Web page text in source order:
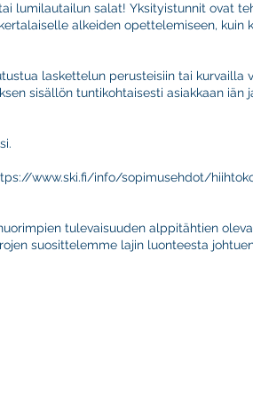
lumilautailun salat! Yksityistunnit ovat
alkeiden opettelemiseen, kuin
laskettelun perusteisiin tai kurvailla
sisällön tuntikohtaisesti asiakkaan iän
www.ski.fi/info/sopimusehdot/
tulevaisuuden alppitähtien
suosittelemme lajin luonteesta